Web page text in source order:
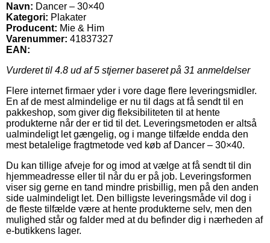
Navn: Dancer – 30×40
Kategori: Plakater
Producent: Mie & Him
Varenummer: 41837327
EAN:
Vurderet til 4.8 ud af 5 stjerner baseret på 31 anmeldelser
Flere internet firmaer yder i vore dage flere leveringsmidler.
En af de mest almindelige er nu til dags at få sendt til en
pakkeshop, som giver dig fleksibiliteten til at hente
produkterne når der er tid til det. Leveringsmetoden er altså
ualmindeligt let gængelig, og i mange tilfælde endda den
mest betalelige fragtmetode ved køb af Dancer – 30×40.
Du kan tillige afveje for og imod at vælge at få sendt til din
hjemmeadresse eller til når du er på job. Leveringsformen
viser sig gerne en tand mindre prisbillig, men på den anden
side ualmindeligt let. Den billigste leveringsmåde vil dog i
de fleste tilfælde være at hente produkterne selv, men den
mulighed står og falder med at du befinder dig i nærheden af
e-butikkens lager.